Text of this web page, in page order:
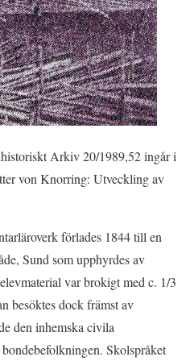
Arkiv 20/1989,52 ingår i
von Knorring: Utveckling av
förlades 1844 till en
Sund som upphyrdes av
var brokigt med c. 1/3
besöktes dock främst av
den inhemska civila
Skolspråket